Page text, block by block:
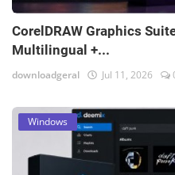
CorelDRAW Graphics
Multilingual +...
downloadgeral Jul 11, 2026
Windows